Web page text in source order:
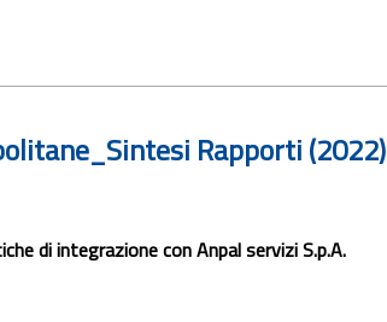
Rapporti (2022)
di integrazione con Anpal servizi S.p.A.